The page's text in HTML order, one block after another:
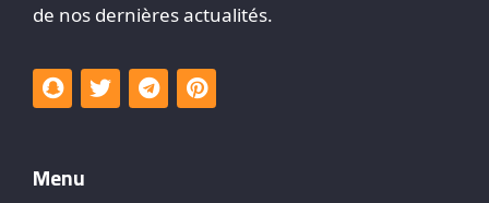
de nos dernières actualités.
Menu